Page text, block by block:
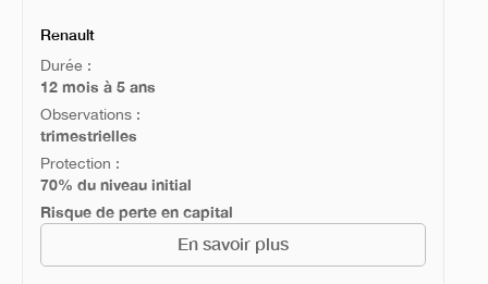
Renault
Durée :
12 mois à 5 ans
Observations :
trimestrielles
Protection :
70% du niveau initial
Risque de perte en capital
En savoir plus